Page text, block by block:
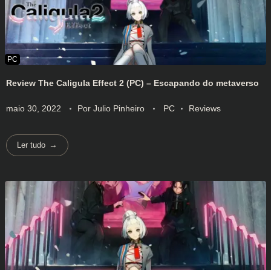
Review The Caligula Effect 2 (PC) – Escapando do metaverso
maio 30, 2022 Por Julio Pinheiro PC Reviews
Ler tudo